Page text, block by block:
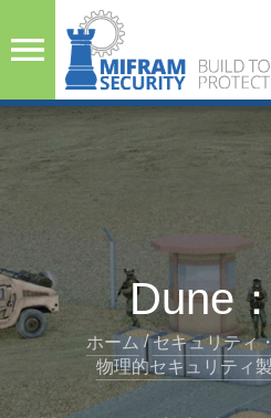
Dune
ホーム/セキュリティ
物理的セキュリティ